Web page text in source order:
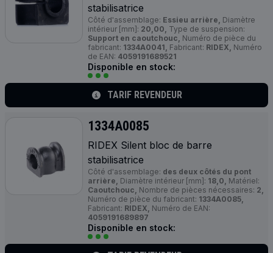
stabilisatrice
Côté d'assemblage: Essieu arrière, Diamètre
intérieur [mm]: 20,00, Type de suspension:
Support en caoutchouc, Numéro de pièce du
fabricant: 1334A0041, Fabricant: RIDEX, Numéro
de EAN: 4059191689521
Disponible en stock:
TARIF REVENDEUR
1334A0085
RIDEX Silent bloc de barre
stabilisatrice
Côté d'assemblage: des deux côtés du pont
arrière, Diamètre intérieur [mm]: 18,0, Matériel:
Caoutchouc, Nombre de pièces nécessaires: 2,
Numéro de pièce du fabricant: 1334A0085,
Fabricant: RIDEX, Numéro de EAN:
4059191689897
Disponible en stock: